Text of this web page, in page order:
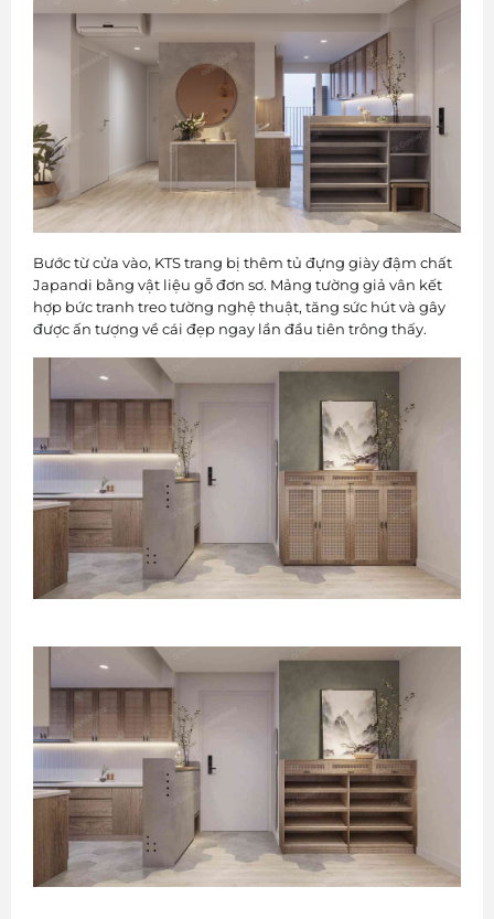
Bước từ cửa vào, KTS trang bị thêm tủ đựng giày đậm chất
Japandi bằng vật liệu gỗ đơn sơ. Mảng tường giả vân kết
hợp bức tranh treo tường nghệ thuật, tăng sức hút và gây
được ấn tượng về cái đẹp ngay lần đầu tiên trông thấy.